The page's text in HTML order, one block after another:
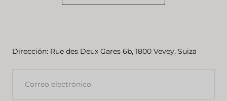
Dirección: Rue des Deux Gares 6b, 1800 Vevey, Suiza
CORREO